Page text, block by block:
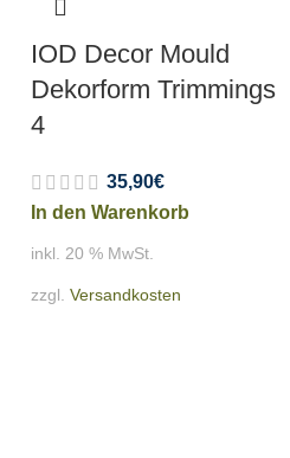
IOD Decor Mould
Dekorform Trimmings
4
35,90€
In den Warenkorb
inkl. 20 % MwSt.
zzgl. Versandkosten